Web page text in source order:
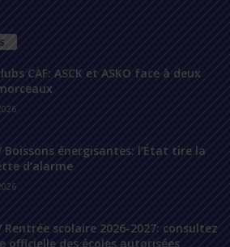
CAF: ASCK et ASKO face à deux
Boissons énergisantes: l’État tire la
d’alarme
Rentrée scolaire 2026-2027: consultez
officielle des écoles autorisées